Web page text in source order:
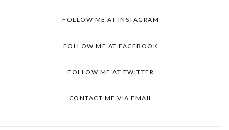
FOLLOW ME AT INSTAGRAM
FOLLOW ME AT FACEBOOK
FOLLOW ME AT TWITTER
CONTACT ME VIA EMAIL